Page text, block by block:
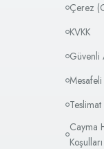
Çerez
KVKK
Güvenli
Mesafeli
Cayma
Koşulları